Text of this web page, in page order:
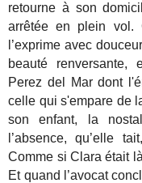
retourne à son
arrêtée en plein vol.
l’exprime avec
beauté renversante,
Perez del Mar dont
celle qui s'empare de
son enfant, la
l’absence, qu’elle
Comme si Clara était
Et quand l’avocat